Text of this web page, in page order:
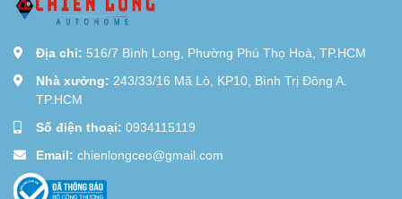
Địa chỉ: 516/7 Bình Long, Phường Phú Thọ Hoà, TP.HCM
Nhà xưởng: 243/33/16 Mã Lò, KP10, Bình Trị Đông A.
TP.HCM
Số điện thoại: 0934115119
Email: chienlongceo@gmail.com